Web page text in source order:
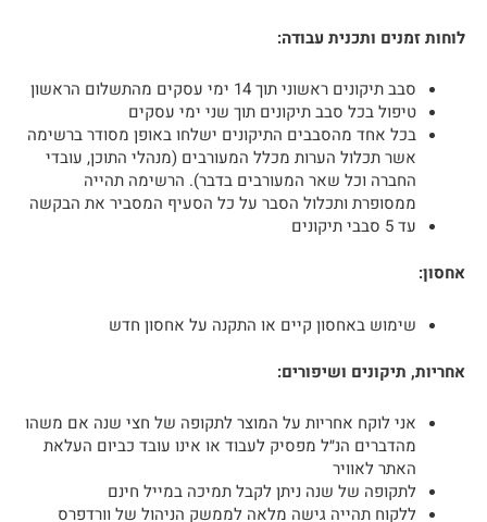
לוחות זמנים ותכנית עבודה:
סבב תיקונים ראשוני תוך 14 ימי עסקים מהתשלום הראשון
טיפול בכל סבב תיקונים תוך שני ימי עסקים
בכל אחד מהסבבים התיקונים ישלחו באופן מסודר ברשימה
אשר תכלול הערות מכלל המעורבים (מנהלי התוכן, עובדי
החברה וכל שאר המעורבים בדבר). הרשימה תהייה
ממסופרת ותכלול הסבר על כל הסעיף המסביר את הבקשה
עד 5 סבבי תיקונים
אחסון:
שימוש באחסון קיים או התקנה על אחסון חדש
אחריות, תיקונים ושיפורים:
אני לוקח אחריות על המוצר לתקופה של חצי שנה אם משהו
מהדברים הנ״ל מפסיק לעבוד או אינו עובד כביום העלאת
האתר לאוויר
לתקופה של שנה ניתן לקבל תמיכה במייל חינם
ללקוח תהייה גישה מלאה לממשק הניהול של וורדפרס